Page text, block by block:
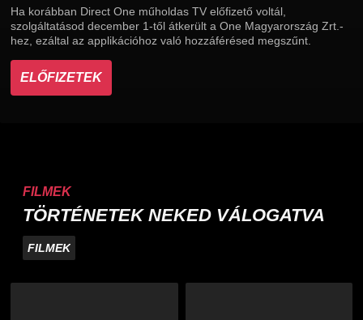
Ha korábban Direct One műholdas TV előfizető voltál,
szolgáltatásod december 1-től átkerült a One Magyarország Zrt.-
hez, ezáltal az applikációhoz való hozzáférésed megszűnt.
ELŐFIZETEK
FILMEK
TÖRTÉNETEK NEKED VÁLOGATVA
FILMEK